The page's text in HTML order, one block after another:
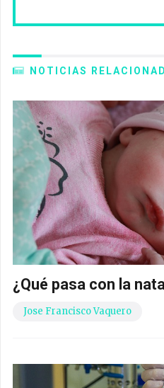
NOTICIAS
¿Qué pasa con la
Jose Francisco Vaquero